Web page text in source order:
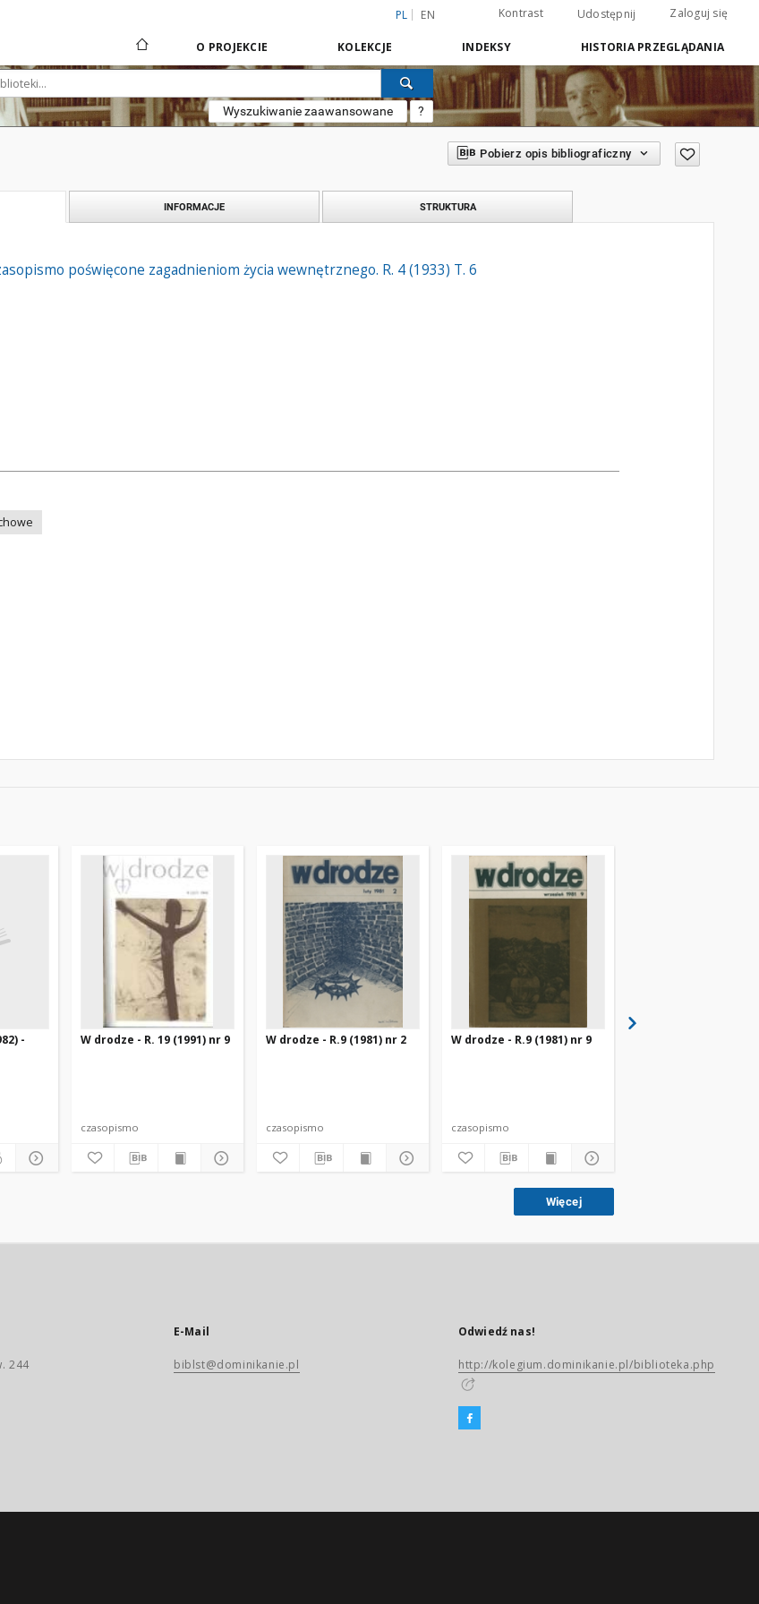
PL EN Kontrast Udostępnij Zaloguj się
O PROJEKCIE KOLEKCJE INDEKSY HISTORIA PRZEGLĄDANIA
Wyszukiwanie zaawansowane ?
Pobierz opis bibliograficzny
INFORMACJE STRUKTURA
poświęcone zagadnieniom życia wewnętrznego. R. 4 (1933) T. 6
-
W drodze - R. 19 (1991) nr 9
czasopismo
W drodze - R.9 (1981) nr 2
czasopismo
W drodze - R.9 (1981) nr 9
czasopismo
Więcej
244
E-Mail
biblst@dominikanie.pl
Odwiedź nas!
http://kolegium.dominikanie.pl/biblioteka.php